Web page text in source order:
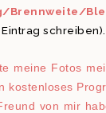
Brennweite/
schreiben).
meine Fotos
kostenloses
von mir